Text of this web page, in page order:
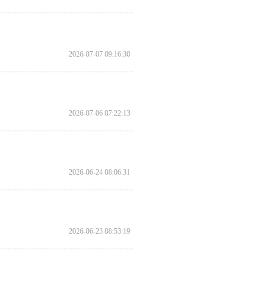
2026-07-07 09:16:30
2026-07-06 07:22:13
2026-06-24 08:06:31
2026-06-23 08:53:19